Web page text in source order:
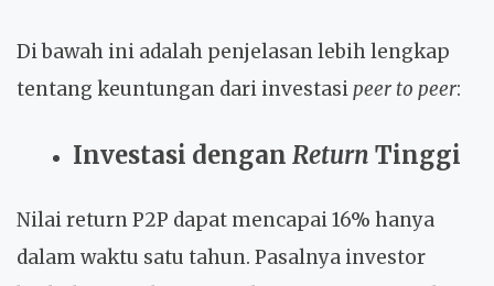
Di bawah ini adalah penjelasan lebih lengkap
tentang keuntungan dari investasipeer to peer:
Investasi dengan Return Tinggi
Nilai return P2P dapat mencapai 16% hanya
dalam waktu satu tahun. Pasalnya investor